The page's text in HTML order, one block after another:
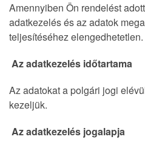
Amennyiben Ön rendelést
adatkezelés és az adatok
teljesítéséhez elengedhetetlen.
Az adatkezelés időtartama
Az adatokat a polgári jogi
kezeljük.
Az adatkezelés jogalapja